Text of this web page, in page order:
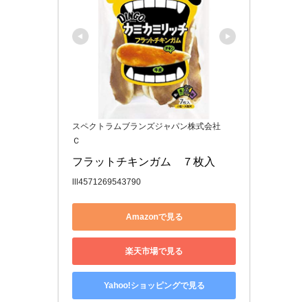
スペクトラムブランズジャパン株式会社
Ｃ
フラットチキンガム　７枚入
lll4571269543790
Amazonで見る
楽天市場で見る
Yahoo!ショッピングで見る